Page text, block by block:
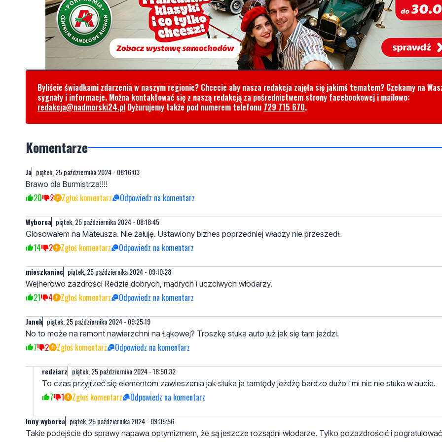
Byliście świadkami zdarzenia w naszym regionie? Chcecie aby nasza redakcja zajęła się jakimś tematem? Czekamy na
sygnały i informacje. Można kontaktować się z naszą redakcją za pośrednictwem strony facebookowej i mailowo:
redakcja@nadmorski24.pl Dyżurujemy także pod numerem telefonu 729 715 670.
Komentarze
Ja piątek, 25 października 2024 - 08:16:03
Brawo dla Burmistrza!!!!
20 2 Zgłoś komentarz Odpowiedz na komentarz
Wyborca piątek, 25 października 2024 - 08:18:45
Glosowałem na Mateusza. Nie żałuję. Ustawiony biznes poprzedniej władzy nie przeszedł.
14 2 Zgłoś komentarz Odpowiedz na komentarz
mieszkaniec piątek, 25 października 2024 - 09:10:28
Wejherowo zazdrości Redzie dobrych, mądrych i uczciwych włodarzy.
21 4 Zgłoś komentarz Odpowiedz na komentarz
Janek piątek, 25 października 2024 - 09:25:19
No to może na remont nawierzchni na Łąkowej? Troszkę stuka auto już jak się tam jeździ.
7 2 Zgłoś komentarz Odpowiedz na komentarz
redziarz piątek, 25 października 2024 - 18:50:32
To czas przyjrzeć się elementom zawieszenia jak stuka ja tamtędy jeżdżę bardzo dużo i mi nic nie stuka w aucie.
7 1 Zgłoś komentarz Odpowiedz na komentarz
Inny wyborca piątek, 25 października 2024 - 09:35:56
Takie podejście do sprawy napawa optymizmem, że są jeszcze rozsądni włodarze. Tylko pozazdrościć i